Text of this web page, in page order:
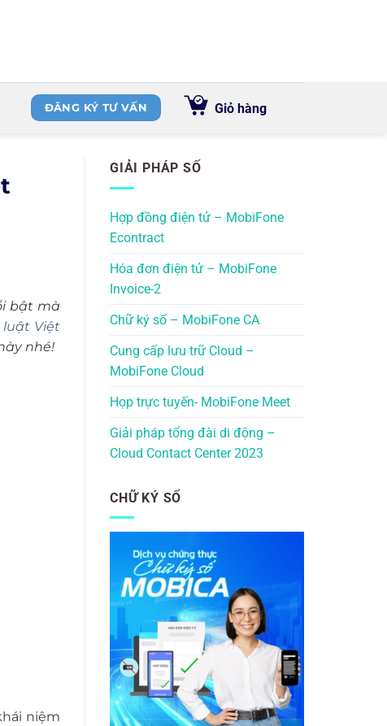
ĐĂNG KÝ TƯ VẤN Giỏ hàng
bật mà
Việt
nhé!
niệm
GIẢI PHÁP SỐ
Hợp đồng điện tử – MobiFone
Econtract
Hóa đơn điện tử – MobiFone
Invoice-2
Chữ ký số – MobiFone CA
Cung cấp lưu trữ Cloud –
MobiFone Cloud
Họp trực tuyến- MobiFone Meet
Giải pháp tổng đài di động –
Cloud Contact Center 2023
CHỮ KÝ SỐ